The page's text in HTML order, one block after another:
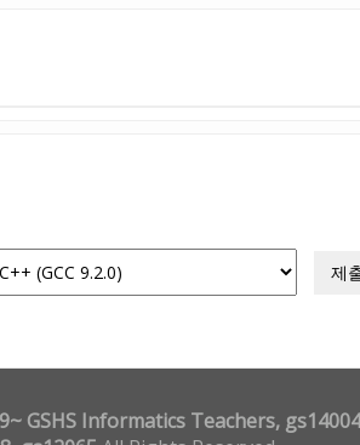
제
GSHS Informatics Teachers,